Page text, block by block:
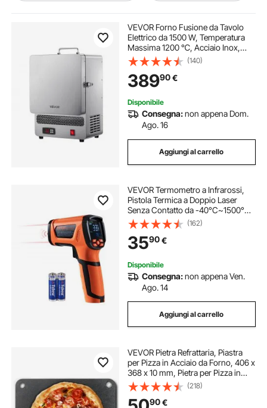
crogiolo per fusione metalli fusione metalli
fusione di metallo
crogiolo da fusione metalli crogiolo metallo
riscaldatore metallo a induzione
espositori in metallo per negozi
riscaldatore a induzione per metalli
VEVOR Forno Fusione da Tavolo
Elettrico da 1500 W, Temperatura
Massima 1200 ℃, Acciaio Inox,
Forno per Fusione dell'Oro, per
Fusione della Cera, Argilla Fai da
Te, Tempra dei Metalli
(140)
38990€
Disponibile
Consegna:non appena Dom.
Ago. 16
Aggiungi al carrello
VEVOR Termometro a Infrarossi,
Pistola Termica a Doppio Laser
Senza Contatto da -40°C~1500°C,
Pistola Termica Portatile a Infrarossi
per Fusione/Cottura/Forno per
Pizza/Motore (non per esseri
umani)
(162)
3590€
Disponibile
Consegna:non appena Ven.
Ago. 14
Aggiungi al carrello
VEVOR Pietra Refrattaria, Piastra
per Pizza in Acciaio da Forno, 406 x
368 x 10 mm, Pietra per Pizza in
Acciaio al Carbonio, Teglia per
Pizza Resistente per Griglia
Barbecue all'Aperto, Forno Interno
(218)
90€